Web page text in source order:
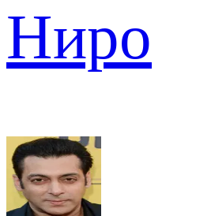
Ниро